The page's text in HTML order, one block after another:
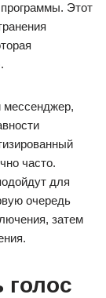
Этот
мессенджер,
часто.
для
очередь
затем
голос